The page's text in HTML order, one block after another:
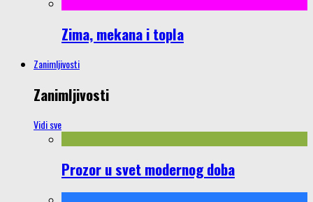
Zima, mekana i topla
Zanimljivosti
Zanimljivosti
Vidi sve
Prozor u svet modernog doba